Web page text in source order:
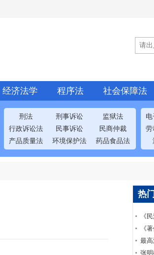
经济法学 程序法 社会保障法
刑法 刑事诉讼
监狱法
行政诉讼法
民事诉讼
民商仲裁
产品质量法
环境保护法 药品食品法
劳
热
《
《
最
张